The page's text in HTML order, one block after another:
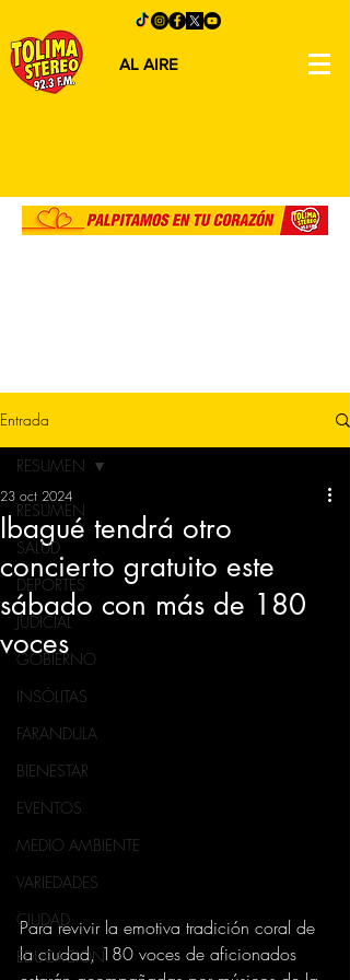
AL AIRE
Entrada
RESUMEN
SALUD
DEPORTES
JUDICIAL
GOBIERNO
INSÓLITAS
FARANDULA
BIENESTAR
EVENTOS
MEDIO AMBIENTE
VARIEDADES
CIUDAD
EDUCACION
RESUMEN
Ibagué tendrá otro
concierto gratuito este
sábado con más de 180
voces
23 oct 2024
Para revivir la emotiva tradición coral de
la ciudad, 180 voces de aficionados